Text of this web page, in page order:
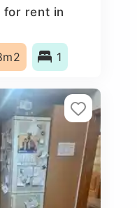
for rent in
1